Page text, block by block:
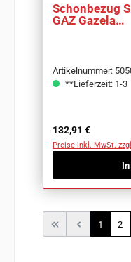
Schonbezug
GAZ Gazela
Artikelnummer:
**Lieferzeit: 1-3
Regulärer Preis:
132,91 €
Preise inkl. MwSt.
Seite
1 2